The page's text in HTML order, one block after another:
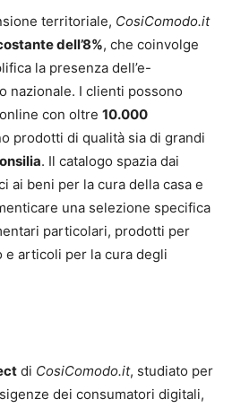
territoriale, CosiComodo.it
dell’8%, che coinvolge
la presenza dell’e-
nazionale. I clienti possono
con oltre 10.000
prodotti di qualità sia di grandi
. Il catalogo spazia dai
ai beni per la cura della casa e
una selezione specifica
particolari, prodotti per
e articoli per la cura degli
di CosiComodo.it, studiato per
dei consumatori digitali,